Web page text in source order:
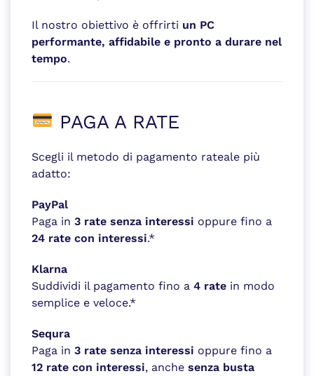
Il nostro obiettivo è offrirti un PC
performante, affidabile e pronto a durare nel
tempo.
PAGA A RATE
Scegli il metodo di pagamento rateale più
adatto:
PayPal
Paga in 3 rate senza interessi oppure fino a
24 rate con interessi.*
Klarna
Suddividi il pagamento fino a 4 rate in modo
semplice e veloce.*
Sequra
Paga in 3 rate senza interessi oppure fino a
12 rate con interessi, anche senza busta